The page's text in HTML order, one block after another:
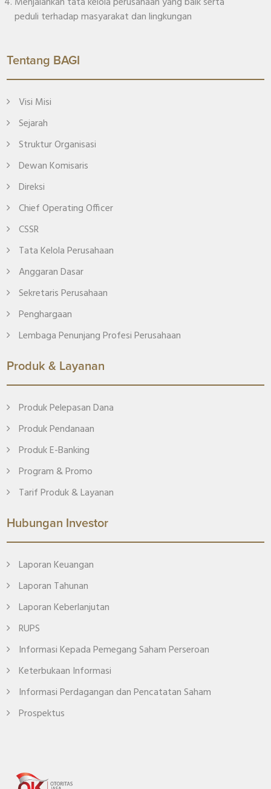
peduli terhadap masyarakat dan lingkungan
Tentang BAGI
Visi Misi
Sejarah
Struktur Organisasi
Dewan Komisaris
Direksi
Chief Operating Officer
CSSR
Tata Kelola Perusahaan
Anggaran Dasar
Sekretaris Perusahaan
Penghargaan
Lembaga Penunjang Profesi Perusahaan
Produk & Layanan
Produk Pelepasan Dana
Produk Pendanaan
Produk E-Banking
Program & Promo
Tarif Produk & Layanan
Hubungan Investor
Laporan Keuangan
Laporan Tahunan
Laporan Keberlanjutan
RUPS
Informasi Kepada Pemegang Saham Perseroan
Keterbukaan Informasi
Informasi Perdagangan dan Pencatatan Saham
Prospektus